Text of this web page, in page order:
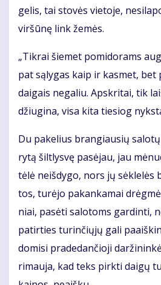
ge­lis, tai sto­vės vie­to­je,
vir­šū­nę link že­mės.
„Tik­rai šie­met po­mi­do­rams
pat są­ly­gas kaip ir kas­met,
dai­gais ne­ga­liu. Ap­skri­tai, tik
džiu­gi­na, vi­sa ki­ta tie­siog
Du pa­ke­lius bran­giau­sių
ry­tą šilt­lys­vę pa­sė­jau, jau
tė­lė ne­iš­dy­go, nors jų
tos, tu­rė­jo pa­kan­ka­mai
niai, pa­sė­ti sa­lo­toms gar­din­ti,
pa­tir­ties tu­rin­čių­jų ga­li
do­mi­si pra­de­dan­čio­ji
ri­mau­ja, kad teks pirk­ti dai­gų